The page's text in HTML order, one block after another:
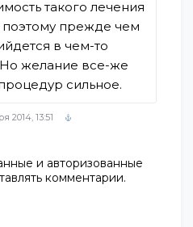
такого лечения
поэтому прежде чем
в чем-то
желание все-же
сильное.
2014, 13:51
и авторизованные
комментарии.